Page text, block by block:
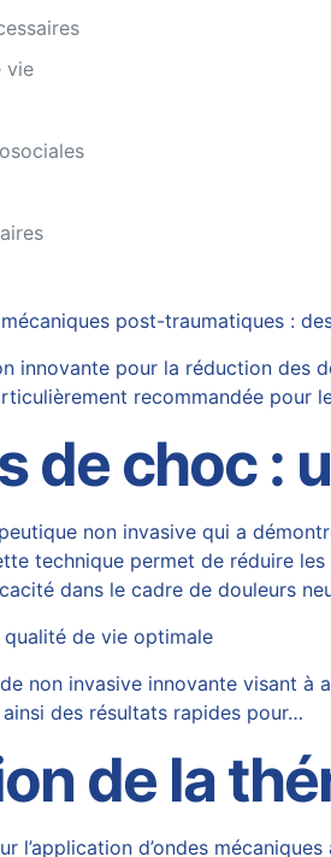
vie
post-traumatiques :
innovante pour la réduction
recommandée pour
de choc :
non invasive qui a
technique permet de réduire
dans le cadre de douleurs
de vie optimale
non invasive innovante visant
des résultats rapides pour…
de la
l’application d’ondes